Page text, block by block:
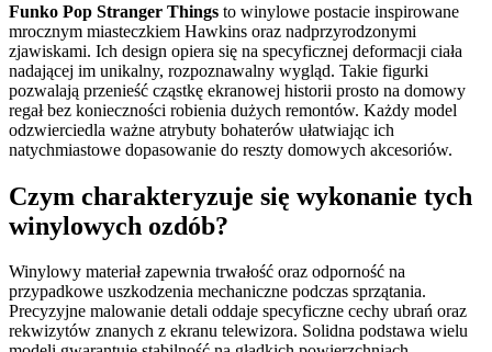
Funko Pop Stranger Things to winylowe postacie inspirowane
mrocznym miasteczkiem Hawkins oraz nadprzyrodzonymi
zjawiskami. Ich design opiera się na specyficznej deformacji ciała
nadającej im unikalny, rozpoznawalny wygląd. Takie figurki
pozwalają przenieść cząstkę ekranowej historii prosto na domowy
regał bez konieczności robienia dużych remontów. Każdy model
odzwierciedla ważne atrybuty bohaterów ułatwiając ich
natychmiastowe dopasowanie do reszty domowych akcesoriów.
Czym charakteryzuje się wykonanie tych
winylowych ozdób?
Winylowy materiał zapewnia trwałość oraz odporność na
przypadkowe uszkodzenia mechaniczne podczas sprzątania.
Precyzyjne malowanie detali oddaje specyficzne cechy ubrań oraz
rekwizytów znanych z ekranu telewizora. Solidna podstawa wielu